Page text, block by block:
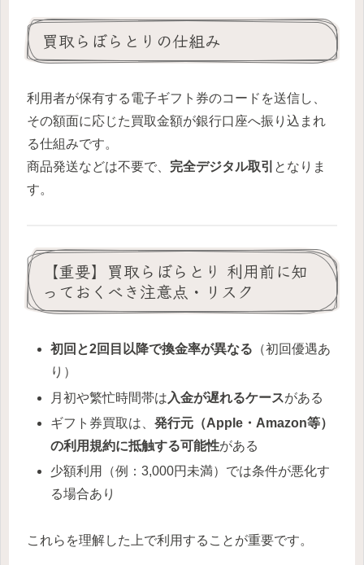
買取らぼらとりの仕組み
利用者が保有する電子ギフト券のコードを送信し、
その額面に応じた買取金額が銀行口座へ振り込まれ
る仕組みです。
商品発送などは不要で、 完全デジタル取引 となりま
す。
【重要】買取らぼらとり 利用前に知
っておくべき注意点・リスク
初回と2回目以降で換金率が異なる （初回優遇あ
り）
月初や繁忙時間帯は 入金が遅れるケースがある
ギフト券買取は、発行元（Apple・Amazon等）
の利用規約に抵触する可能性がある
少額利用（例：3,000円未満）では条件が悪化す
る場合あり
これらを理解した上で利用することが重要です。